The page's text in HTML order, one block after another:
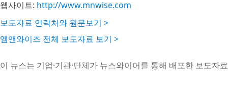
웹사이트: http://www.mnwise.com
보도자료 연락처와 원문보기 >
엠앤와이즈 전체 보도자료 보기 >
이 뉴스는 기업·기관·단체가 뉴스와이어를 통해 배포한 보도자